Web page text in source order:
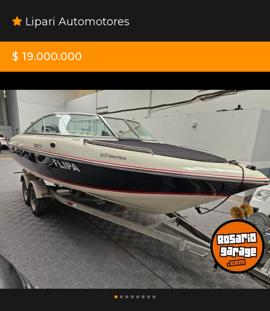
Lipari Automotores
$ 19.000.000